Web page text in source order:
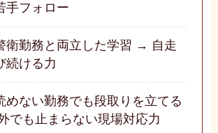
手フォロー
衛勤務と両立した学習 → 自走
続ける力
めない勤務でも段取りを立てる
でも止まらない現場対応力